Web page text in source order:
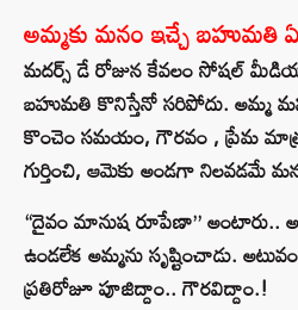
అమ్మకు మనం ఇచ్చే బహుమతి
మదర్స్ డే రోజున కేవలం సోషల్
బహుమతి కొనిస్తేనో సరిపోదు. అమ్మ
కొంచెం సమయం, గౌరవం , ప్రేమ
గుర్తించి, ఆమెకు అండగా నిలవడమే
“దైవం మానుష రూపేణా” అంటారు..
ఉండలేక అమ్మను సృష్టించాడు.
ప్రతిరోజూ పూజిద్దాం.. గౌరవిద్దాం.!